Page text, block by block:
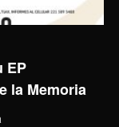
EP
la Memoria